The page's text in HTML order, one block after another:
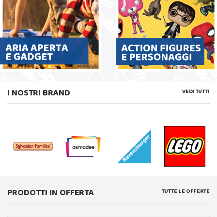
I NOSTRI BRAND VEDI TUTTI
PRODOTTI IN OFFERTA TUTTE LE OFFERTE